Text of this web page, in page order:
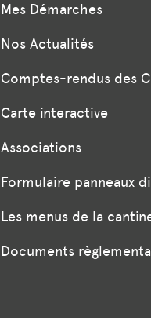
Mes Démarches
Nos Actualités
Comptes-rendus des
Carte interactive
Associations
Formulaire panneaux
Les menus de la
Documents